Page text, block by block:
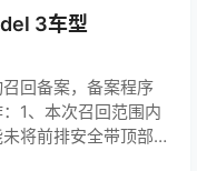
3车型
回备案，备案程序
1、本次召回范围内
将前排安全带顶部D